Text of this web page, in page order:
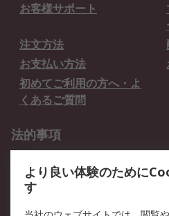
お客様サポート
注文方法
お支払い方法
初めてご利用の方へ・よ
くあるご質問
法的事項
クッキーポリシー
より良い体験のために
す